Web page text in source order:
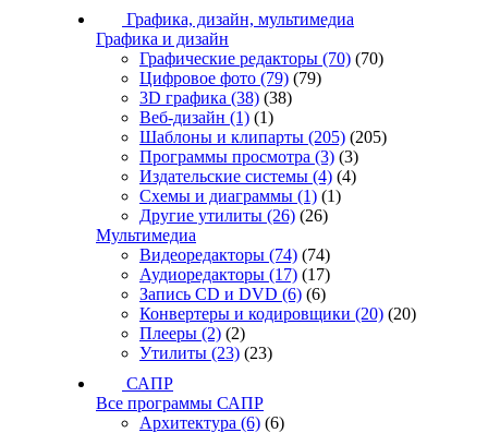
Графика, дизайн, мультимедиа
Графика и дизайн
Графические редакторы (70) (70)
Цифровое фото (79) (79)
3D графика (38) (38)
Веб-дизайн (1) (1)
Шаблоны и клипарты (205) (205)
Программы просмотра (3) (3)
Издательские системы (4) (4)
Схемы и диаграммы (1) (1)
Другие утилиты (26) (26)
Мультимедиа
Видеоредакторы (74) (74)
Аудиоредакторы (17) (17)
Запись CD и DVD (6) (6)
Конвертеры и кодировщики (20) (20)
Плееры (2) (2)
Утилиты (23) (23)
САПР
Все программы САПР
Архитектура (6) (6)